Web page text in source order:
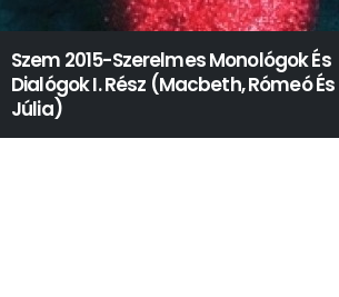
Szem 2015-Szerelmes Monológok És
Dialógok I. Rész (Macbeth, Rómeó És
Júlia)